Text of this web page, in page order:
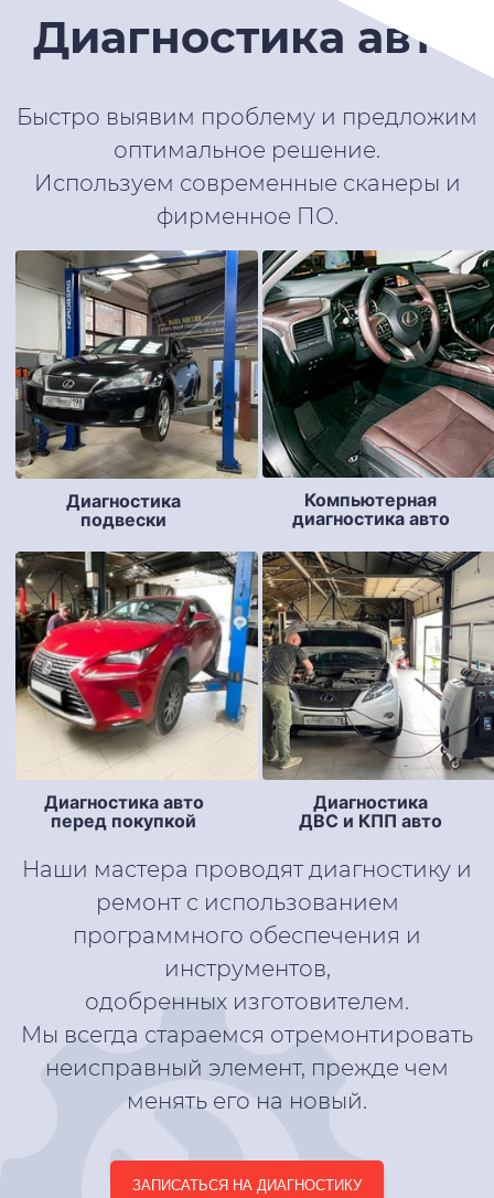
Диагностика авто
Быстро выявим проблему и предложим
оптимальное решение.
Используем современные сканеры и
фирменное ПО.
Диагностика
подвески
Компьютерная
диагностика авто
Диагностика авто
перед покупкой
Диагностика
ДВС и КПП авто
Наши мастера проводят диагностику и
ремонт с использованием
программного обеспечения и
инструментов,
одобренных изготовителем.
Мы всегда стараемся отремонтировать
неисправный элемент, прежде чем
менять его на новый.
ЗАПИСАТЬСЯ НА ДИАГНОСТИКУ